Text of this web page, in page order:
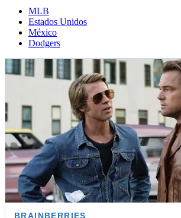
MLB
Estados Unidos
México
Dodgers